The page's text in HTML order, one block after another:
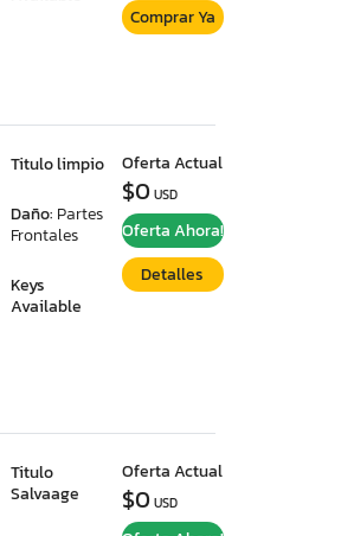
Comprar Ya
Titulo limpio
Daño: Partes
Frontales
Keys
Available
Oferta Actual
$0USD
Oferta Ahora!
Detalles
Titulo
Salvaage
Oferta Actual
$0USD